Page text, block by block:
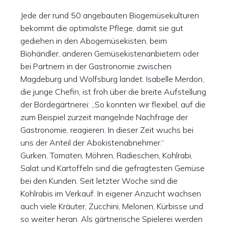
Jede der rund 50 angebauten Biogemüsekulturen
bekommt die optimalste Pflege, damit sie gut
gediehen in den Abogemüsekisten, beim
Biohändler, anderen Gemüsekistenanbietern oder
bei Partnern in der Gastronomie zwischen
Magdeburg und Wolfsburg landet. Isabelle Merdon,
die junge Chefin, ist froh über die breite Aufstellung
der Bördegärtnerei: „So konnten wir flexibel, auf die
zum Beispiel zurzeit mangelnde Nachfrage der
Gastronomie, reagieren. In dieser Zeit wuchs bei
uns der Anteil der Abokistenabnehmer.“
Gurken, Tomaten, Möhren, Radieschen, Kohlrabi,
Salat und Kartoffeln sind die gefragtesten Gemüse
bei den Kunden. Seit letzter Woche sind die
Kohlrabis im Verkauf. In eigener Anzucht wachsen
auch viele Kräuter, Zucchini, Melonen, Kürbisse und
so weiter heran. Als gärtnerische Spielerei werden